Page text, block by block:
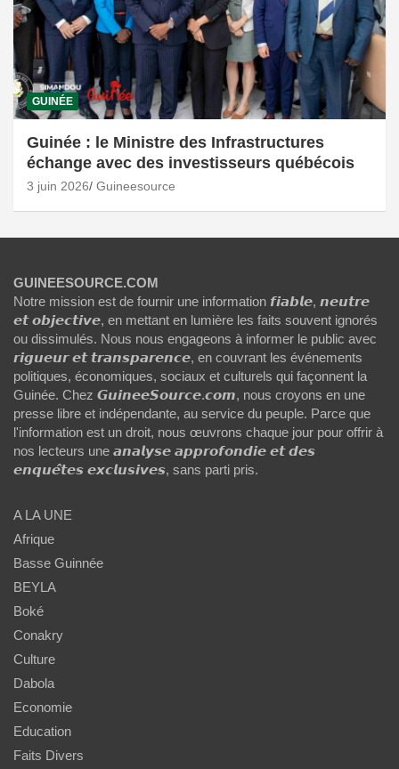
GUINÉE
Guinée : le Ministre des Infrastructures
échange avec des investisseurs québécois
3 juin 2026 Guineesource
GUINEESOURCE.COM
Notre mission est de fournir une information 𝙛𝙞𝙖𝙗𝙡𝙚, 𝙣𝙚𝙪𝙩𝙧𝙚
𝙚𝙩 𝙤𝙗𝙟𝙚𝙘𝙩𝙞𝙫𝙚, en mettant en lumière les faits souvent ignorés
ou dissimulés. Nous nous engageons à informer le public avec
𝙧𝙞𝙜𝙪𝙚𝙪𝙧 𝙚𝙩 𝙩𝙧𝙖𝙣𝙨𝙥𝙖𝙧𝙚𝙣𝙘𝙚, en couvrant les événements
politiques, économiques, sociaux et culturels qui façonnent la
Guinée. Chez 𝙂𝙪𝙞𝙣𝙚𝙚𝙎𝙤𝙪𝙧𝙘𝙚.𝙘𝙤𝙢, nous croyons en une
presse libre et indépendante, au service du peuple. Parce que
l'information est un droit, nous œuvrons chaque jour pour offrir à
nos lecteurs une 𝙖𝙣𝙖𝙡𝙮𝙨𝙚 𝙖𝙥𝙥𝙧𝙤𝙛𝙤𝙣𝙙𝙞𝙚 𝙚𝙩 𝙙𝙚𝙨
𝙚𝙣𝙦𝙪𝙚̂𝙩𝙚𝙨 𝙚𝙭𝙘𝙡𝙪𝙨𝙞𝙫𝙚𝙨, sans parti pris.
A LA UNE
Afrique
Basse Guinnée
BEYLA
Boké
Conakry
Culture
Dabola
Economie
Education
Faits Divers